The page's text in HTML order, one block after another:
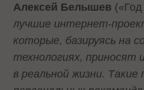
Алексей Белышев
лучшие интернет-
которые, базируясь на
технологиях, приносят
в реальной жизни.